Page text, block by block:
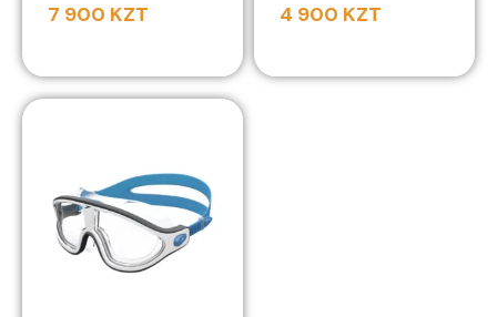
7 900 KZT 4 900 KZT